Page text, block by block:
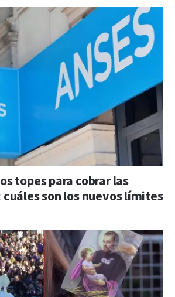
topes para cobrar las
son los nuevos límites